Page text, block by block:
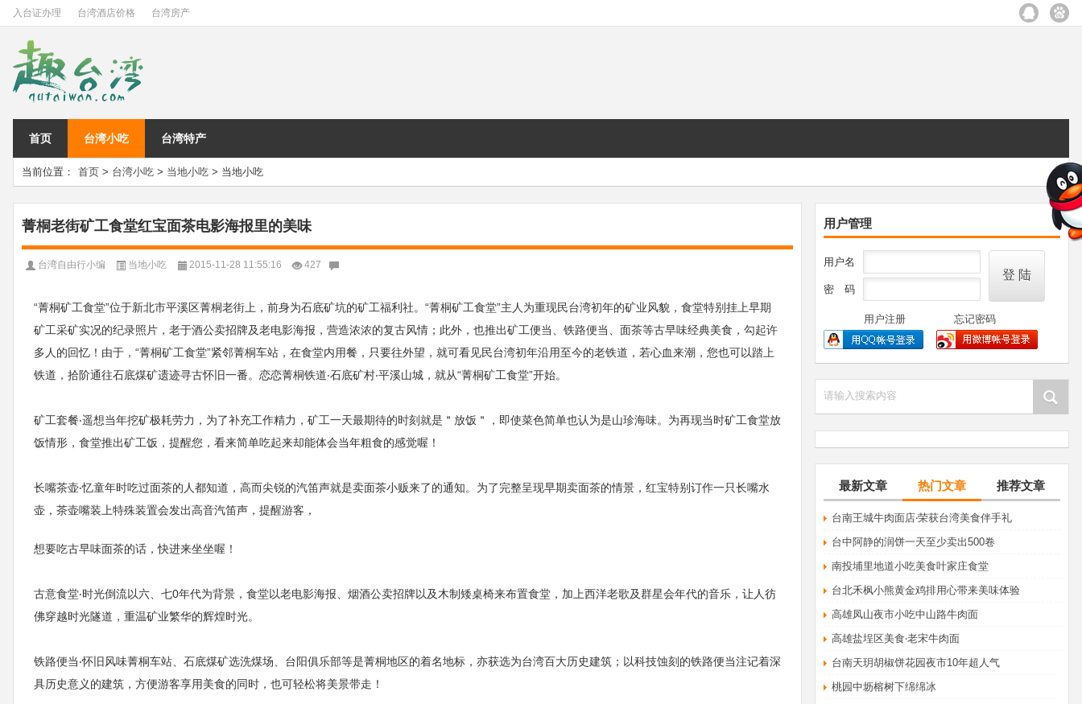
入台证办理 台湾酒店价格 台湾房产
首页 台湾小吃 台湾特产
当前位置： 首页 > 台湾小吃 > 当地小吃 > 当地小吃
用户管理
用户名
密 码
用户注册 忘记密码
请输入搜索内容
最新文章 热门文章 推荐文章
​台南王城牛肉面店‧荣获台湾美食伴手礼
台中阿静的润饼一天至少卖出500卷
南投埔里地道小吃美食叶家庄食堂
台北禾枫小熊黄金鸡排用心带来美味体验
高雄凤山夜市小吃中山路牛肉面
高雄盐埕区美食‧老宋牛肉面
台南天玥胡椒饼花园夜市10年超人气
桃园中坜榕树下绵绵冰
菁桐老街矿工食堂红宝面茶电影海报里的美味
台湾自由行小编 当地小吃 2015-11-28 11:55:16 427
“菁桐矿工食堂”位于新北市平溪区菁桐老街上，前身为石底矿坑的矿工福利社。“菁桐矿工食堂”主人为重现民台湾初年的矿业风貌，食堂特别挂上早期
矿工采矿实况的纪录照片，老于酒公卖招牌及老电影海报，营造浓浓的复古风情；此外，也推出矿工便当、铁路便当、面茶等古早味经典美食，勾起许
多人的回忆！由于，“菁桐矿工食堂”紧邻菁桐车站，在食堂内用餐，只要往外望，就可看见民台湾初年沿用至今的老铁道，若心血来潮，您也可以踏上
铁道，拾阶通往石底煤矿遗迹寻古怀旧一番。恋恋菁桐铁道‧石底矿村‧平溪山城，就从“菁桐矿工食堂”开始。
矿工套餐‧遥想当年挖矿极耗劳力，为了补充工作精力，矿工一天最期待的时刻就是＂放饭＂，即使菜色简单也认为是山珍海味。为再现当时矿工食堂放
饭情形，食堂推出矿工饭，提醒您，看来简单吃起来却能体会当年粗食的感觉喔！
长嘴茶壶‧忆童年时吃过面茶的人都知道，高而尖锐的汽笛声就是卖面茶小贩来了的通知。为了完整呈现早期卖面茶的情景，红宝特别订作一只长嘴水
壶，茶壶嘴装上特殊装置会发出高音汽笛声，提醒游客，
想要吃古早味面茶的话，快进来坐坐喔！
古意食堂‧时光倒流以六、七0年代为背景，食堂以老电影海报、烟酒公卖招牌以及木制矮桌椅来布置食堂，加上西洋老歌及群星会年代的音乐，让人彷
佛穿越时光隧道，重温矿业繁华的辉煌时光。
铁路便当‧怀旧风味菁桐车站、石底煤矿选洗煤场、台阳俱乐部等是菁桐地区的着名地标，亦获选为台湾百大历史建筑；以科技蚀刻的铁路便当注记着深
具历史意义的建筑，方便游客享用美食的同时，也可轻松将美景带走！